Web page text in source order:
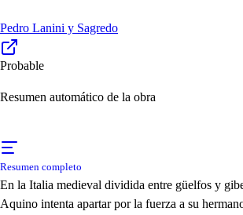
Pedro Lanini y Sagredo
Probable
Resumen automático de la obra
Resumen completo
En la Italia medieval dividida entre güelfos y
Aquino intenta apartar por la fuerza a su